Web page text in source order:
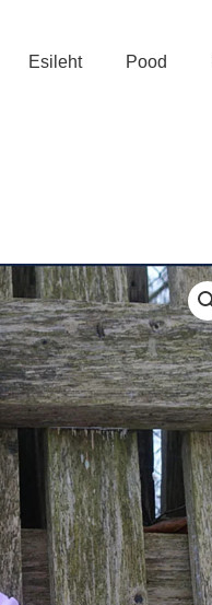
Esileht Pood